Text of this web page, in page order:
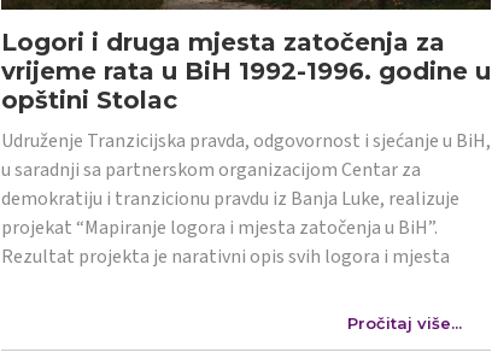
Logori i druga mjesta zatočenja za
vrijeme rata u BiH 1992-1996. godine u
opštini Stolac
Udruženje Tranzicijska pravda, odgovornost i sjećanje u BiH,
u saradnji sa partnerskom organizacijom Centar za
demokratiju i tranzicionu pravdu iz Banja Luke, realizuje
projekat “Mapiranje logora i mjesta zatočenja u BiH”.
Rezultat projekta je narativni opis svih logora i mjesta
Pročitaj više...